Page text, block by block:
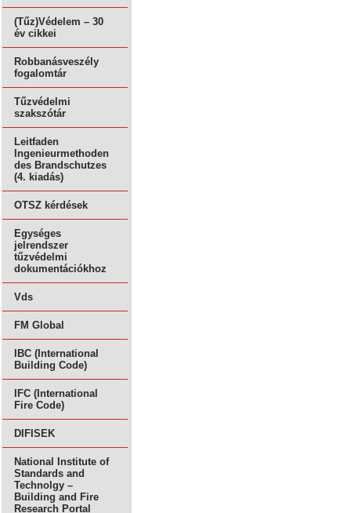
(Tűz)Védelem – 30
év cikkei
Robbanásveszély
fogalomtár
Tűzvédelmi
szakszótár
Leitfaden
Ingenieurmethoden
des Brandschutzes
(4. kiadás)
OTSZ kérdések
Egységes
jelrendszer
tűzvédelmi
dokumentációkhoz
Vds
FM Global
IBC (International
Building Code)
IFC (International
Fire Code)
DIFISEK
National Institute of
Standards and
Technolgy –
Building and Fire
Research Portal